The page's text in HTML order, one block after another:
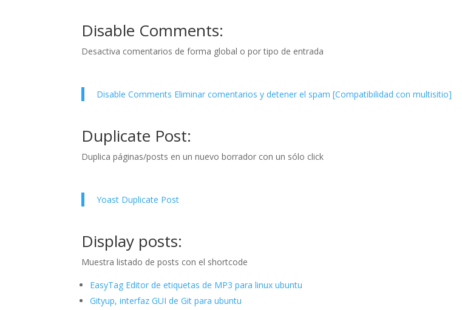
Disable Comments:
Desactiva comentarios de forma global o por tipo de entrada
Disable Comments Eliminar comentarios y detener el spam [Compatibilidad con multisitio]
Duplicate Post:
Duplica páginas/posts en un nuevo borrador con un sólo click
Yoast Duplicate Post
Display posts:
Muestra listado de posts con el shortcode
EasyTag Editor de etiquetas de MP3 para linux ubuntu
Gityup, interfaz GUI de Git para ubuntu